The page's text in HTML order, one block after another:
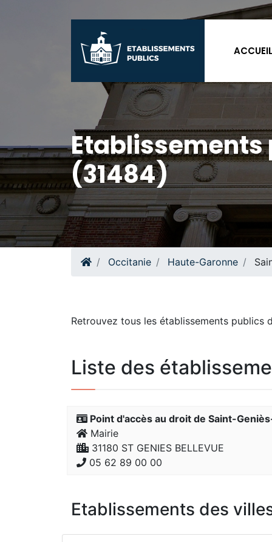
ACCUEIL
(31484)
Occitanie Haute-Garonne
Retrouvez tous les établissements publics
Liste des
Point d'accès au droit de Saint-
Mairie
31180 ST GENIES BELLEVUE
05 62 89 00 00
Etablissements des